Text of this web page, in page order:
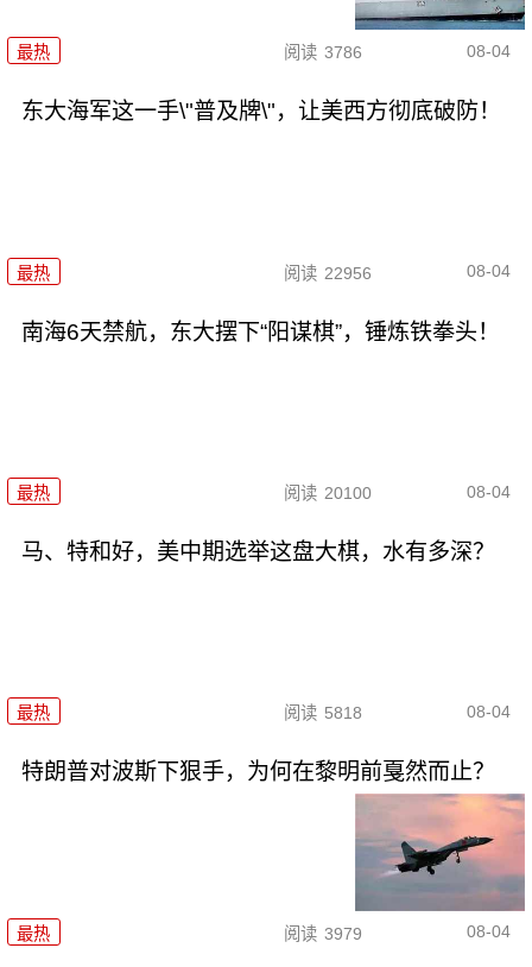
最热 阅读 3786 08-04
东大海军这一手\"普及牌\"，让美西方彻底破防！
最热 阅读 22956 08-04
南海6天禁航，东大摆下“阳谋棋”，锤炼铁拳头！
最热 阅读 20100 08-04
马、特和好，美中期选举这盘大棋，水有多深？
最热 阅读 5818 08-04
特朗普对波斯下狠手，为何在黎明前戛然而止？
最热 阅读 3979 08-04